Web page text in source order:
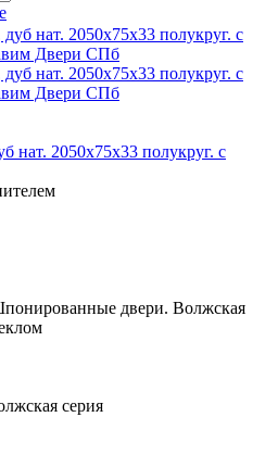
нат. 2050х75х33 полукруг. с
двери. Волжская
серия